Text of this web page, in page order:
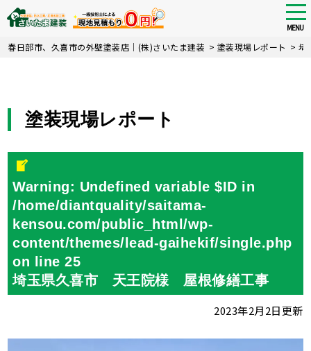
Skip
MENU
春日部市、久喜市の外壁塗装店｜(株)さいたま建装 > 塗装現場レポート >埼
塗装現場レポート
Warning: Undefined variable $ID in
/home/diantquality/saitama-
kensou.com/public_html/wp-
content/themes/lead-gaihekif/single.php
on line25
埼玉県久喜市 天王院様 屋根修繕工事
2023年2月2日更新